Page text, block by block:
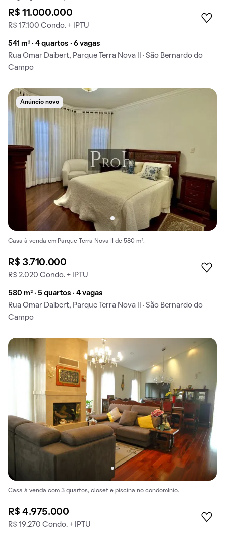
R$ 11.000.000
R$ 17.100 Condo. + IPTU
541 m² · 4 quartos · 6 vagas
Rua Omar Daibert, Parque Terra Nova II · São Bernardo do
Campo
Anúncio novo
Casa à venda em Parque Terra Nova II de 580 m².
R$ 3.710.000
R$ 2.020 Condo. + IPTU
580 m² · 5 quartos · 4 vagas
Rua Omar Daibert, Parque Terra Nova II · São Bernardo do
Campo
Casa à venda com 3 quartos, closet e piscina no condomínio.
R$ 4.975.000
R$ 19.270 Condo. + IPTU